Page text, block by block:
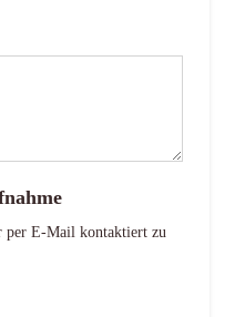
per E-Mail kontaktiert zu